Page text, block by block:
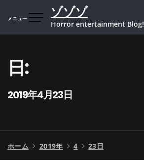
メニュー ゾゾゾ
Horror entertainment Blog!
日:
2019年4月23日
ホーム 2019年 4 23日